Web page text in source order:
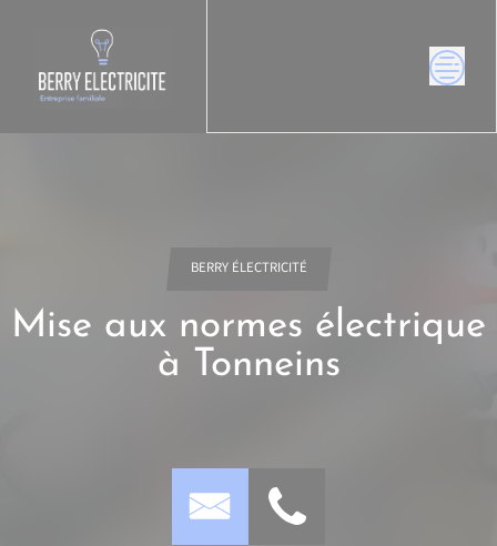
BERRY ÉLECTRICITÉ
Mise aux normes électrique
à Tonneins